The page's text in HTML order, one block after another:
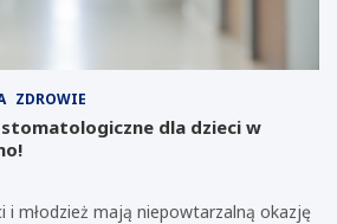
ZDROWIE
dla dzieci w
i młodzież mają niepowtarzalną okazję